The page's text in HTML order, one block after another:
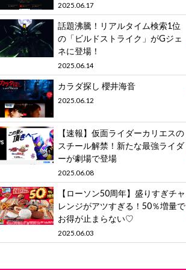
2025.06.17
話題沸騰！リアルタイム検索1位
の「ビルドストライク」がGジェ
ネに登場！
2025.06.14
カラダ探し 櫻井海音
2025.06.12
【速報】仮面ライダーカリエスの
スチール解禁！新たな最強ライダ
ーが劇場で登場
2025.06.08
【ローソン50周年】盛りすぎチャ
レンジがアツすぎる！50％増量で
お得が止まらない♡
2025.06.03